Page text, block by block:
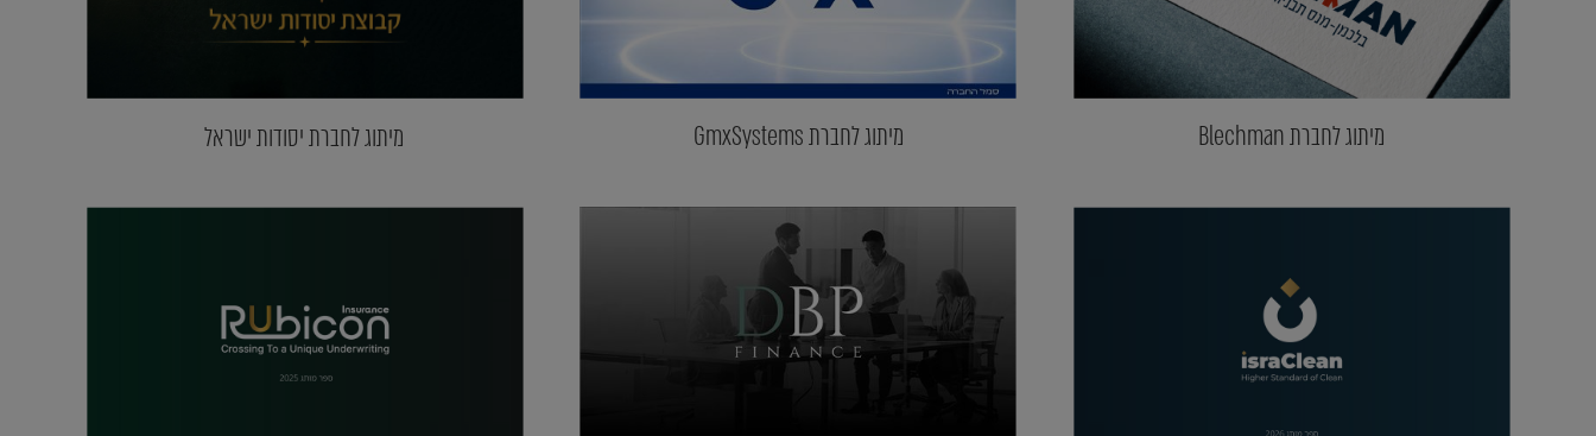
מיתוג לחברת Blechman מיתוג לחברת GmxSystems מיתוג לחברת יסודות ישראל